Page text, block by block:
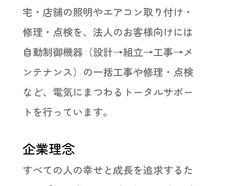
宅・店舗の照明やエアコン取り付け・
修理・点検を、法人のお客様向けには
自動制御機器（設計→組立→工事→メ
ンテナンス）の一括工事や修理・点検
など、電気にまつわるトータルサポー
トを行っています。
企業理念
すべての人の幸せと成長を追求するた